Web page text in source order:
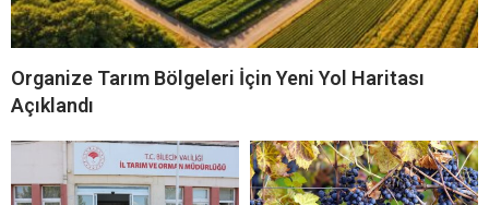
Organize Tarım Bölgeleri İçin Yeni Yol Haritası
Açıklandı